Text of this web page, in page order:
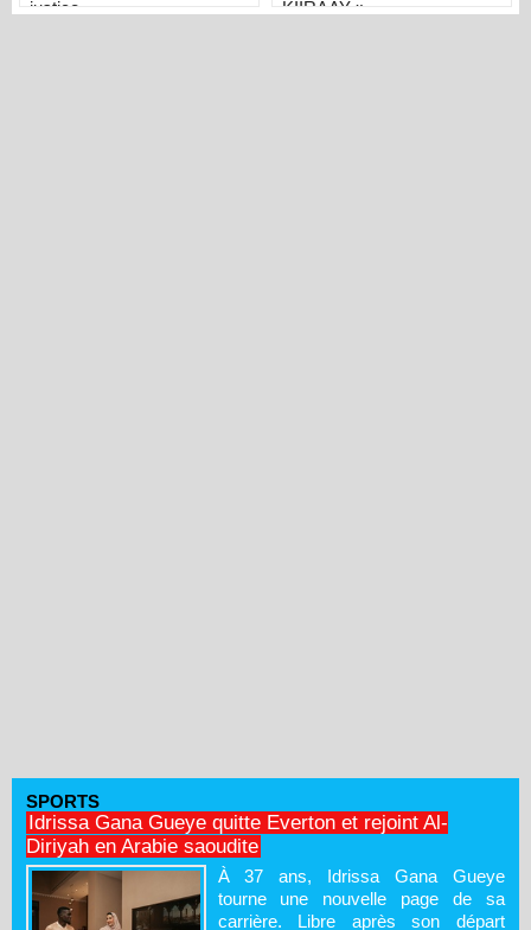
justice
KIIRAAY »
SPORTS
Idrissa Gana Gueye quitte Everton et rejoint Al-
Diriyah en Arabie saoudite
À 37 ans, Idrissa Gana Gueye
tourne une nouvelle page de sa
carrière. Libre après son départ